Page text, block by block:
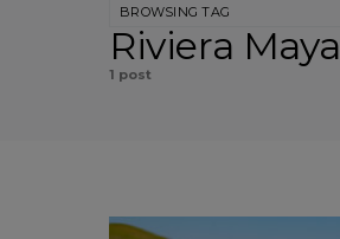
BROWSING TAG
Riviera Maya
1 post